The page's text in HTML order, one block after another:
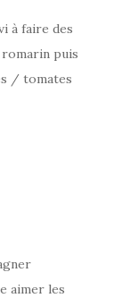
à faire des
puis
/ tomates
aimer les